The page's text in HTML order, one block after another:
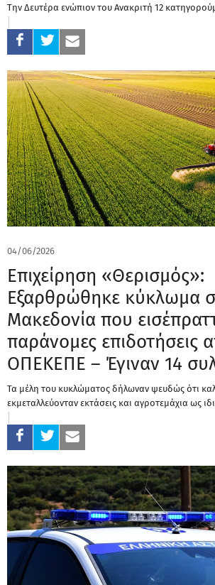
Την Δευτέρα ενώπιον του Ανακριτή 12
04/06/2026
Επιχείρηση «Θερισμός»:
Εξαρθρώθηκε κύκλωμα
Μακεδονία που
παράνομες επιδοτήσεις
ΟΠΕΚΕΠΕ – Έγιναν 14
Τα μέλη του κυκλώματος δήλωναν ψευδώς ότι
εκμεταλλεύονταν εκτάσεις και αγροτεμάχια ως